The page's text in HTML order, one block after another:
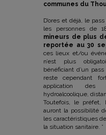
communes du
D’ores et déjà, le
les personnes de
mineurs de plus
reportée au 30
ces lieux et/ou
n’est plus
bénéficiant d’un
reste cependant
application des
hydroalcoolique,
Toutefois, le préfet,
auront la possibilité
les caractéristiques
la situation sanitaire. *